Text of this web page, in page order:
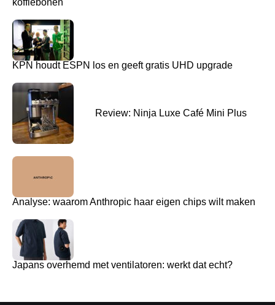
KPN houdt ESPN los en geeft gratis UHD upgrade
Review: Ninja Luxe Café Mini Plus
Analyse: waarom Anthropic haar eigen chips wilt maken
Japans overhemd met ventilatoren: werkt dat echt?